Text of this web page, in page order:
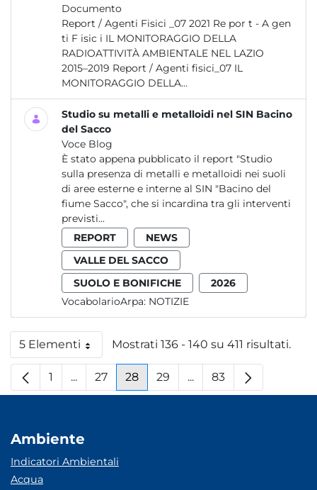
Documento
Report / Agenti Fisici _07 2021 Re por t - A gen
ti F isic i IL MONITORAGGIO DELLA
RADIOATTIVITÀ AMBIENTALE NEL LAZIO
2015–2019 Report / Agenti fisici_07 IL
MONITORAGGIO DELLA...
Studio su metalli e metalloidi nel SIN Bacino
del Sacco
Voce Blog
È stato appena pubblicato il report "Studio
sulla presenza di metalli e metalloidi nei suoli
di aree esterne e interne al SIN "Bacino del
fiume Sacco", che si incardina tra gli interventi
previsti...
REPORT
NEWS
VALLE DEL SACCO
SUOLO E BONIFICHE
2026
VocabolarioArpa: NOTIZIE
5 ElementiPer paginaMostrati 136 - 140 su 411 risultati.
Pagina
1 ...Pagine intermedie
Pagina
27 Pagina
28 Pagina
29 ...Pagine intermedie
Pagina
83
Ambiente
Indicatori Ambientali
Acqua